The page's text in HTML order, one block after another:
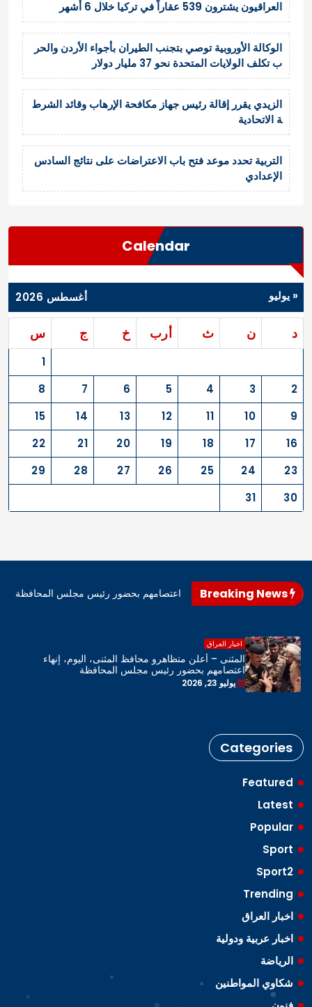
العراقيون يشترون 539 عقاراً في تركيا خلال 6 أشهر
الوكالة الأوروبية توصي بتجنب الطيران بأجواء الأردن والحر
ب تكلف الولايات المتحدة نحو 37 مليار دولار
الزيدي يقرر إقالة رئيس جهاز مكافحة الإرهاب وقائد الشرط
ة الاتحادية
التربية تحدد موعد فتح باب الاعتراضات على نتائج السادس
الإعدادي
Calendar
أغسطس 2026
د ن ث أرب خ ج س
1
2
3
4
5
6
7
8
9
10
11
12
13
14
15
16
17
18
19
20
21
22
23
24
25
26
27
28
29
30
31
« يوليو
محافظ المثنى، اليوم، إنهاء اعتصامهم بحضور رئيس مجلس المحافظة
اخبار العراق
المثنى – أعلن متظاهرو محافظ المثنى، اليوم، إنهاء
اعتصامهم بحضور رئيس مجلس المحافظة
يوليو 23, 2026
Categories
Featured
Latest
Popular
Sport
Sport2
Trending
اخبار العراق
اخبار عربية ودولية
الرياضة
شكاوي المواطنين